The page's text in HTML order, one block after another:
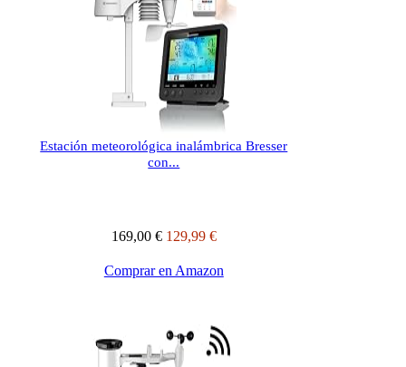
Estación meteorológica inalámbrica Bresser
con...
169,00 € 129,99 €
Comprar en Amazon